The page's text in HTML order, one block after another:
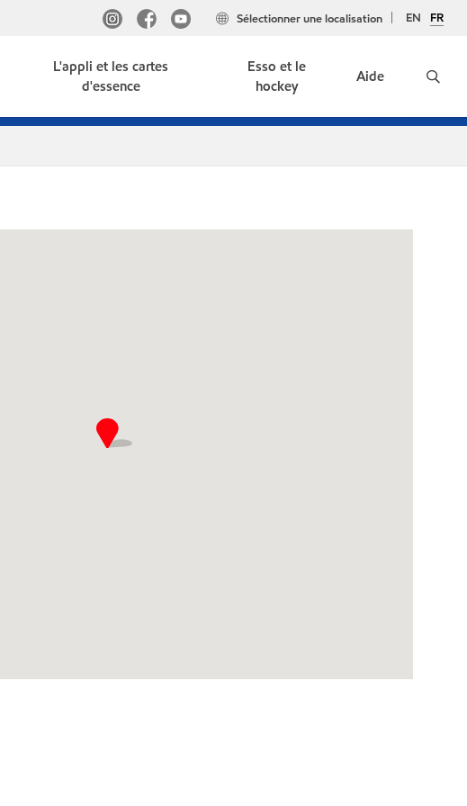
EN FR
Sélectionner une localisation
L'appli et les cartes
d'essence
Esso et le
hockey
Aide